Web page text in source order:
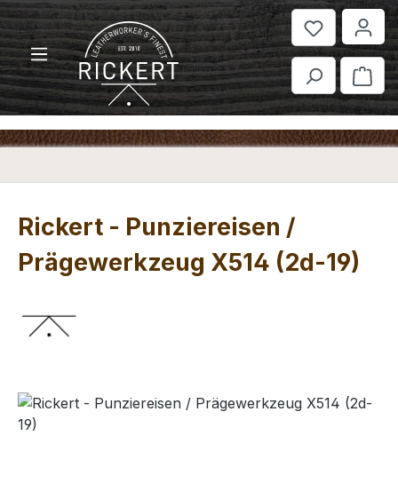
Zum Hauptinhalt springen
Rickert - Punziereisen /
Prägewerkzeug X514 (2d-19)
Bildergalerie überspringen